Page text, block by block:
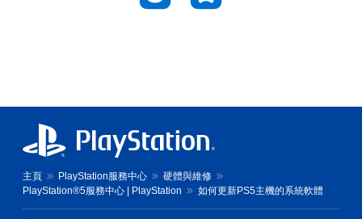
主頁 PlayStation服務中心
硬體與維修
PlayStation®5服務中心 | PlayStation
如何更新PS5主機的系統軟體